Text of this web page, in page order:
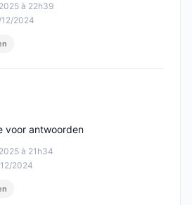
à 22h39
2024
5
à 21h34
2024
voor antwoorden